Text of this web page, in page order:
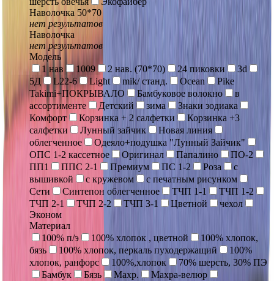
Наволочка 50*70
нет результатов
Наволочка
нет результатов
Модель
1 нав
1009 2 нав. (70*70) 24 пиковки
3d
5Д
L22-6 Light mik/ станд. Ocean
Pike
Takimi+ПОКРЫВАЛО
Бамбуковое волокно
в
ассортименте
Детский зима
Знаки зодиака
Комфорт
Корзинка + 2 салфетки
Корзинка +3
салфетки
Лунный зайчик
Новая линия
облегченное
Одеяло+подушка "Лунный Зайчик"
ОПС 1-2 кассетное
Оригинал Папалино
ПО-2
ПП1
ППС 2-1 Премиум ПС 1-2 Роза
с
вышивкой
с кружевом
с печатным рисунком
Сети
Синтепон облегченное ТЧП 1-1
ТЧП 1-2
ТЧП 2-1
ТЧП 2-2 ТЧП 3-1 Цветной
чехол
Эконом
Материал
100% п/э
100% хлопок , цветной
100% хлопок,
бязь
100% хлопок, перкаль пуходержащий
100%
хлопок, ранфорс
100%,хлопок
70% шерсть, 30% ПЭ
Бамбук
Бязь Махр.
Махра-велюр